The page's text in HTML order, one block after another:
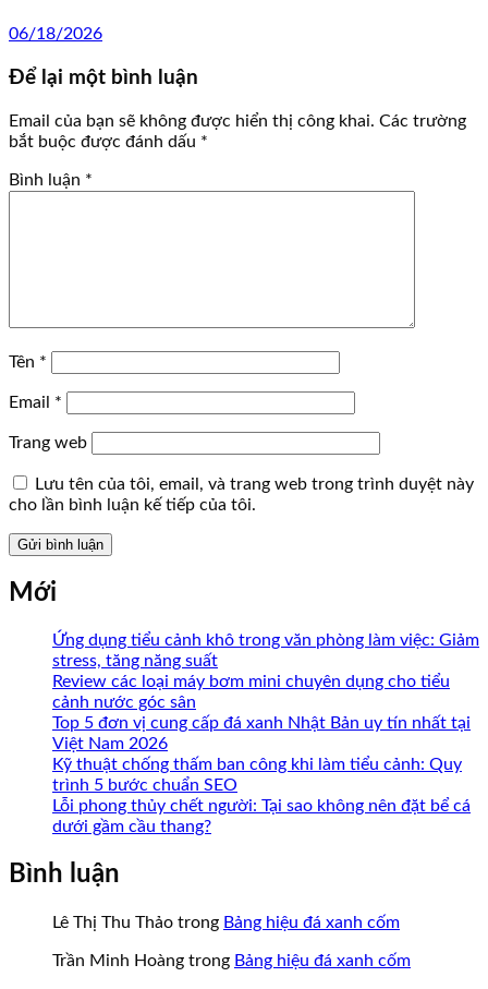
06/18/2026
Để lại một bình luận
Email của bạn sẽ không được hiển thị công khai. Các trường
bắt buộc được đánh dấu *
Bình luận *
Tên *
Email *
Trang web
Lưu tên của tôi, email, và trang web trong trình duyệt này
cho lần bình luận kế tiếp của tôi.
Mới
Ứng dụng tiểu cảnh khô trong văn phòng làm việc: Giảm
stress, tăng năng suất
Review các loại máy bơm mini chuyên dụng cho tiểu
cảnh nước góc sân
Top 5 đơn vị cung cấp đá xanh Nhật Bản uy tín nhất tại
Việt Nam 2026
Kỹ thuật chống thấm ban công khi làm tiểu cảnh: Quy
trình 5 bước chuẩn SEO
Lỗi phong thủy chết người: Tại sao không nên đặt bể cá
dưới gầm cầu thang?
Bình luận
Lê Thị Thu Thảo trong Bảng hiệu đá xanh cốm
Trần Minh Hoàng trong Bảng hiệu đá xanh cốm